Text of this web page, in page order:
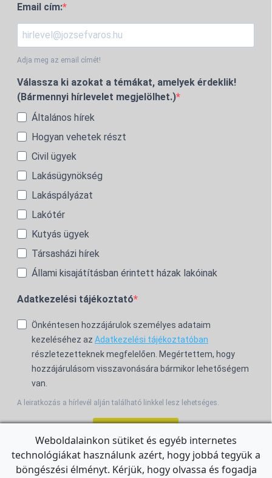
Email cím:
Adja meg az email címét!
Válassza ki azokat a témákat, amelyek érdeklik!
(Bármennyi hírlevelet megjelölhet.)
Általános hírek
Hogyan vehetek részt
Civil ügyek
Lakásügynökség
Lakáspályázat
Lakótér
Kutyás ügyek
Társasházi hírek
Állami kisajátításban érintett házak lakóinak
Adatkezelési tájékoztató
Önkéntesen hozzájárulok személyes adataim
kezeléséhez az Adatkezelési tájékoztatóban
részletezetteknek megfelelően. Megértettem, hogy
hozzájárulásom visszavonására bármikor lehetőségem
van.
A leiratkozás a hírlevél alján található linkkel lesz lehetséges.
For the English Newsletter, clickHERE.
Weboldalainkon sütiket és egyéb internetes
technológiákat használunk azért, hogy jobbá tegyük a
böngészési élményt. Kérjük, hogy olvassa és fogadja